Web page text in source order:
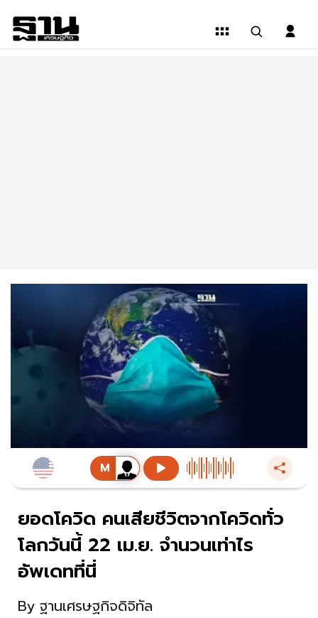
ยอดโควิด คนเสียชีวิตจากโควิดทั่ว
โลกวันนี้ 22 เม.ย. จำนวนเท่าไร
อัพเดทที่นี่
By ฐานเศรษฐกิจดิจิทัล